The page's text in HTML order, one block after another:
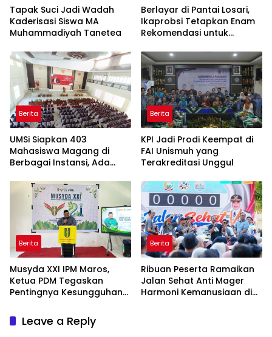
Tapak Suci Jadi Wadah
Kaderisasi Siswa MA
Muhammadiyah Tanetea
Berlayar di Pantai Losari,
Ikaprobsi Tetapkan Enam
Rekomendasi untuk
Berita
UMSi Siapkan 403
Mahasiswa Magang di
Berbagai Instansi, Ada
Taiwan
Berita
KPI Jadi Prodi Keempat di
FAI Unismuh yang
Terakreditasi Unggul
Berita
Musyda XXI IPM Maros,
Ketua PDM Tegaskan
Pentingnya Kesungguhan
Berita
Ribuan Peserta Ramaikan
Jalan Sehat Anti Mager
Harmoni Kemanusiaan di
Leave a Reply